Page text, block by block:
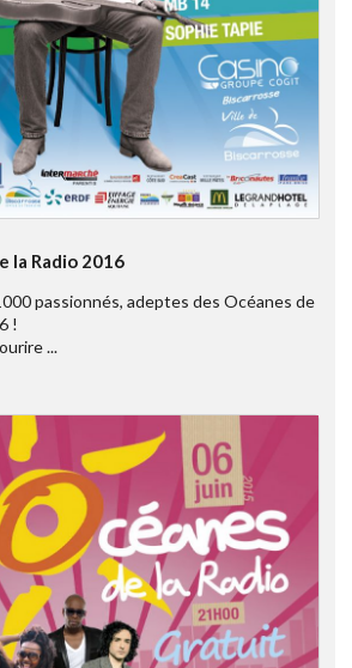
la Radio 2016
passionnés, adeptes des Océanes de
!
...